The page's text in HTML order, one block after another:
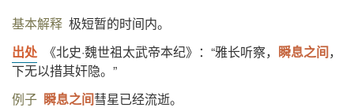
基本解释 极短暂的时间内。
出处
《北史·魏世祖太武帝本纪》：“雅长听察， 瞬息之间，
下无以措其奸隐。”
例子 瞬息之间彗星已经流逝。